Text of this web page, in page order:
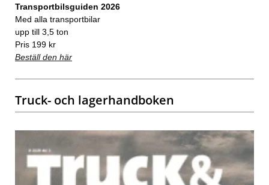
Transportbilsguiden 2026
Med alla transportbilar
upp till 3,5 ton
Pris 199 kr
Beställ den här
Truck- och lagerhandboken